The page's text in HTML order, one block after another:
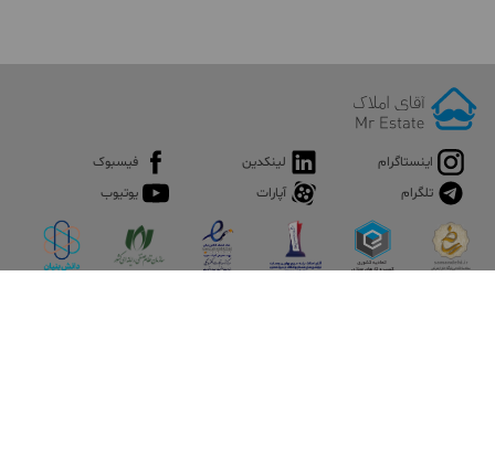
اینستاگرام لینکدین
فیسبوک
تلگرام
آپارات یوتیوب